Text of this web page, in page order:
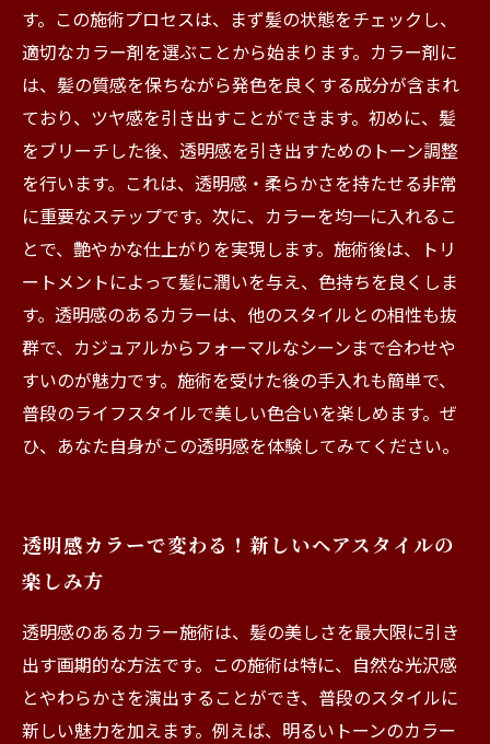
す。この施術プロセスは、まず髪の状態をチェックし、
適切なカラー剤を選ぶことから始まります。カラー剤に
は、髪の質感を保ちながら発色を良くする成分が含まれ
ており、ツヤ感を引き出すことができます。初めに、髪
をブリーチした後、透明感を引き出すためのトーン調整
を行います。これは、透明感・柔らかさを持たせる非常
に重要なステップです。次に、カラーを均一に入れるこ
とで、艶やかな仕上がりを実現します。施術後は、トリ
ートメントによって髪に潤いを与え、色持ちを良くしま
す。透明感のあるカラーは、他のスタイルとの相性も抜
群で、カジュアルからフォーマルなシーンまで合わせや
すいのが魅力です。施術を受けた後の手入れも簡単で、
普段のライフスタイルで美しい色合いを楽しめます。ぜ
ひ、あなた自身がこの透明感を体験してみてください。
透明感カラーで変わる！新しいヘアスタイルの
楽しみ方
透明感のあるカラー施術は、髪の美しさを最大限に引き
出す画期的な方法です。この施術は特に、自然な光沢感
とやわらかさを演出することができ、普段のスタイルに
新しい魅力を加えます。例えば、明るいトーンのカラー